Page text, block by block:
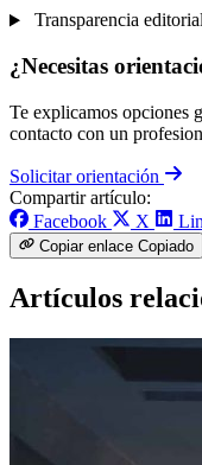
Transparencia
¿Necesitas
Te explicamos opciones
contacto con un
Solicitar orientación
Compartir artículo:
Facebook
X
Copiar enlace Copiado
Artículos